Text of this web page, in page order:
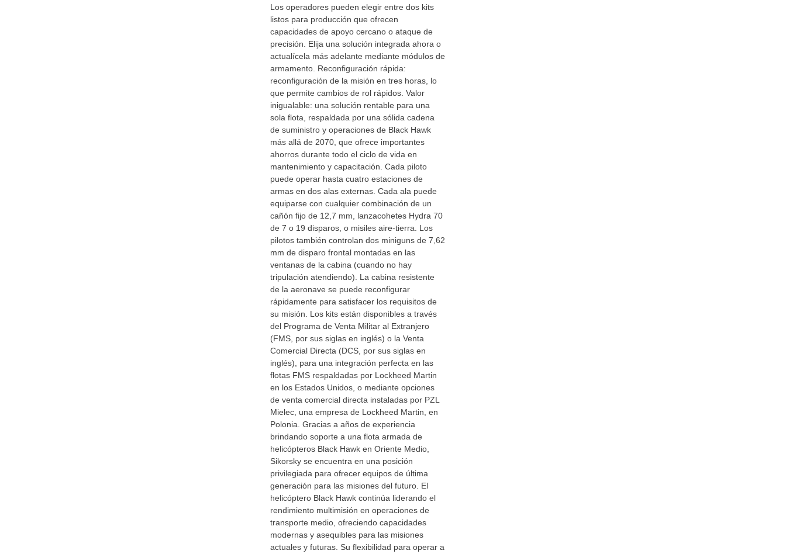
Los operadores pueden elegir entre dos kits
listos para producción que ofrecen
capacidades de apoyo cercano o ataque de
precisión. Elija una solución integrada ahora o
actualícela más adelante mediante módulos de
armamento. Reconfiguración rápida:
reconfiguración de la misión en tres horas, lo
que permite cambios de rol rápidos. Valor
inigualable: una solución rentable para una
sola flota, respaldada por una sólida cadena
de suministro y operaciones de Black Hawk
más allá de 2070, que ofrece importantes
ahorros durante todo el ciclo de vida en
mantenimiento y capacitación. Cada piloto
puede operar hasta cuatro estaciones de
armas en dos alas externas. Cada ala puede
equiparse con cualquier combinación de un
cañón fijo de 12,7 mm, lanzacohetes Hydra 70
de 7 o 19 disparos, o misiles aire-tierra. Los
pilotos también controlan dos miniguns de 7,62
mm de disparo frontal montadas en las
ventanas de la cabina (cuando no hay
tripulación atendiendo). La cabina resistente
de la aeronave se puede reconfigurar
rápidamente para satisfacer los requisitos de
su misión. Los kits están disponibles a través
del Programa de Venta Militar al Extranjero
(FMS, por sus siglas en inglés) o la Venta
Comercial Directa (DCS, por sus siglas en
inglés), para una integración perfecta en las
flotas FMS respaldadas por Lockheed Martin
en los Estados Unidos, o mediante opciones
de venta comercial directa instaladas por PZL
Mielec, una empresa de Lockheed Martin, en
Polonia. Gracias a años de experiencia
brindando soporte a una flota armada de
helicópteros Black Hawk en Oriente Medio,
Sikorsky se encuentra en una posición
privilegiada para ofrecer equipos de última
generación para las misiones del futuro. El
helicóptero Black Hawk continúa liderando el
rendimiento multimisión en operaciones de
transporte medio, ofreciendo capacidades
modernas y asequibles para las misiones
actuales y futuras. Su flexibilidad para operar a